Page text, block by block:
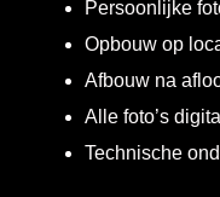
Persoonlijke
Opbouw op
Afbouw na
Alle foto’s
Technische